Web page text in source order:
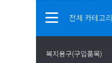
전체 카테고리
복지용구(구입품목)